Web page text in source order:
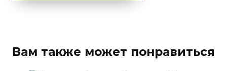
Вам также может понравиться